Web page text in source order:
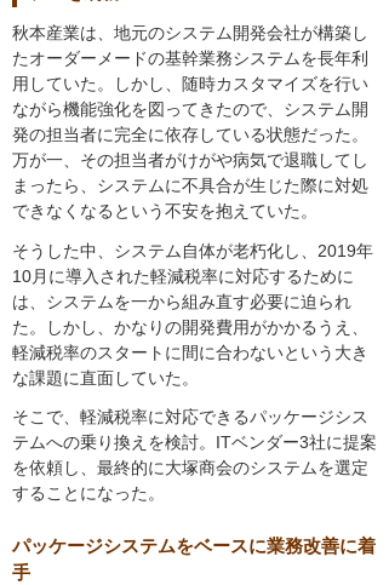
秋本産業は、地元のシステム開発会社が構築し
たオーダーメードの基幹業務システムを長年利
用していた。しかし、随時カスタマイズを行い
ながら機能強化を図ってきたので、システム開
発の担当者に完全に依存している状態だった。
万が一、その担当者がけがや病気で退職してし
まったら、システムに不具合が生じた際に対処
できなくなるという不安を抱えていた。
そうした中、システム自体が老朽化し、2019年
10月に導入された軽減税率に対応するために
は、システムを一から組み直す必要に迫られ
た。しかし、かなりの開発費用がかかるうえ、
軽減税率のスタートに間に合わないという大き
な課題に直面していた。
そこで、軽減税率に対応できるパッケージシス
テムへの乗り換えを検討。ITベンダー3社に提案
を依頼し、最終的に大塚商会のシステムを選定
することになった。
パッケージシステムをベースに業務改善に着
手